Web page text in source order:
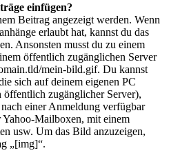
einfügen?
Beitrag angezeigt werden. Wenn
erlaubt hat, kannst du das
Ansonsten musst du zu einem
öffentlich zugänglichen Server
mein-bild.gif. Du kannst
sich auf deinem eigenen PC
öffentlich zugänglicher Server),
einer Anmeldung verfügbar
Mailboxen, mit einem
usw. Um das Bild anzuzeigen,
„[img]“.